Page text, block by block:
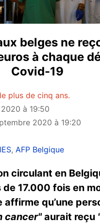
belges ne
à chaque
Covid-19
plus de cinq ans.
à 19:50
2020 à 19:20
, AFP Belgique
circulant en
17.000 fois en
affirme qu’une
cancer"aurait reçu